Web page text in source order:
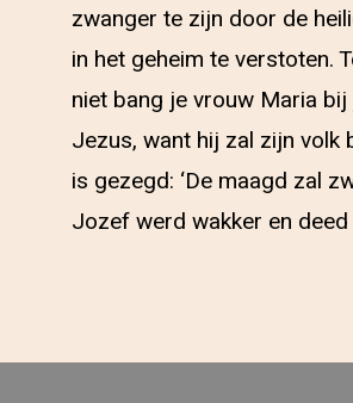
zwanger te zijn door de
in het geheim te verstoten.
niet bang je vrouw Maria
Jezus, want hij zal zijn volk
is gezegd: ‘De maagd zal
Jozef werd wakker en